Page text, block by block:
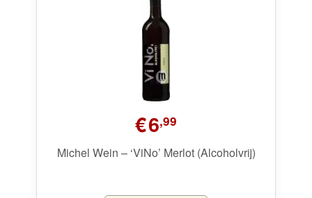
€6,99
Michel Wein – ‘ViNo’ Merlot (Alcoholvrij)